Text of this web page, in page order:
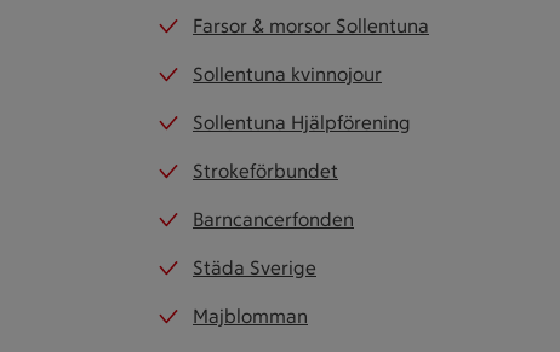
Farsor & morsor Sollentuna
Sollentuna kvinnojour
Sollentuna Hjälpförening
Strokeförbundet
Barncancerfonden
Städa Sverige
Majblomman